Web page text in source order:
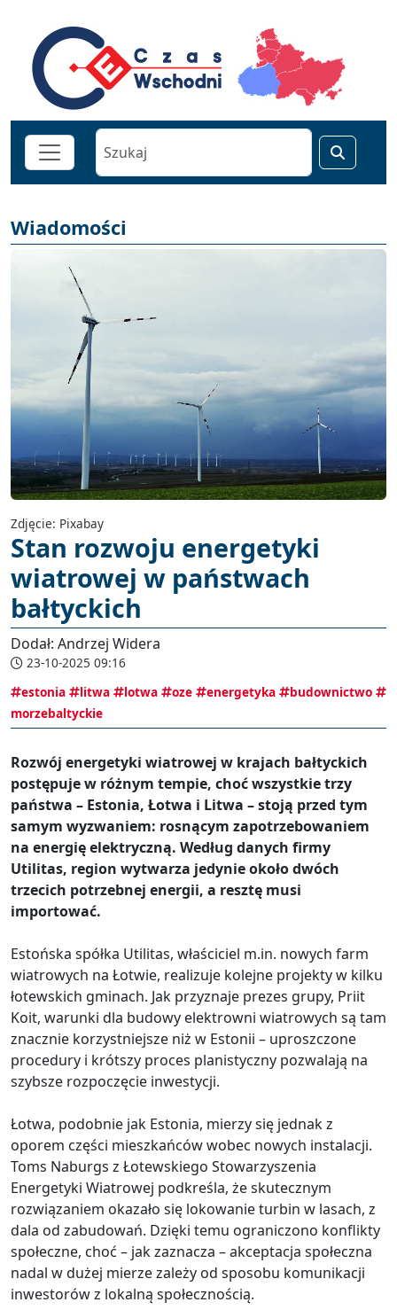
Wiadomości
Zdjęcie: Pixabay
Stan rozwoju energetyki
wiatrowej w państwach
bałtyckich
Dodał: Andrzej Widera
23-10-2025 09:16
estonia
litwa lotwa oze energetyka
budownictwo
morzebaltyckie
Rozwój energetyki wiatrowej w krajach bałtyckich
postępuje w różnym tempie, choć wszystkie trzy
państwa – Estonia, Łotwa i Litwa – stoją przed tym
samym wyzwaniem: rosnącym zapotrzebowaniem
na energię elektryczną. Według danych firmy
Utilitas, region wytwarza jedynie około dwóch
trzecich potrzebnej energii, a resztę musi
importować.
Estońska spółka Utilitas, właściciel m.in. nowych farm
wiatrowych na Łotwie, realizuje kolejne projekty w kilku
łotewskich gminach. Jak przyznaje prezes grupy, Priit
Koit, warunki dla budowy elektrowni wiatrowych są tam
znacznie korzystniejsze niż w Estonii – uproszczone
procedury i krótszy proces planistyczny pozwalają na
szybsze rozpoczęcie inwestycji.
Łotwa, podobnie jak Estonia, mierzy się jednak z
oporem części mieszkańców wobec nowych instalacji.
Toms Naburgs z Łotewskiego Stowarzyszenia
Energetyki Wiatrowej podkreśla, że skutecznym
rozwiązaniem okazało się lokowanie turbin w lasach, z
dala od zabudowań. Dzięki temu ograniczono konflikty
społeczne, choć – jak zaznacza – akceptacja społeczna
nadal w dużej mierze zależy od sposobu komunikacji
inwestorów z lokalną społecznością.